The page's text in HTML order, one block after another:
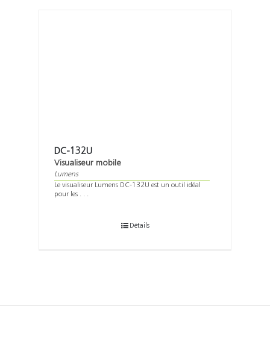
DC-132U
Visualiseur mobile
Lumens
Le visualiseur Lumens DC-132U est un outil idéal
pour les . . .
Détails